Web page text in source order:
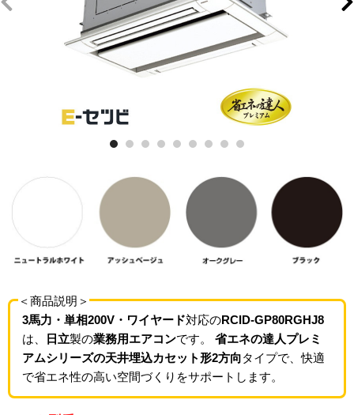
＜商品説明＞
3馬力・単相200V・ワイヤード対応のRCID-GP80RGHJ8
は、
日立製の業務用エアコンです。 省エネの達人プレミ
アムシリーズの天井埋込カセット形2方向タイプで、快適
で省エネ性の高い空間づくりをサポートします。